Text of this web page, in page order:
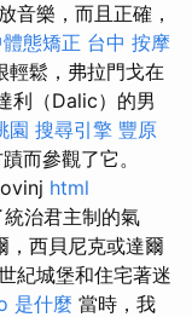
音樂，而且正確，
態矯正 台中 按摩
輕鬆，弗拉門戈在
利（Dalic）的男
園 搜尋引擎 豐原
而參觀了它。
html
治君主制的氣
，西貝尼克或達爾
紀城堡和住宅著迷
是什麼 當時，我